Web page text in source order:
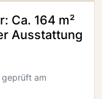
Ca. 164 m²
Ausstattung
am